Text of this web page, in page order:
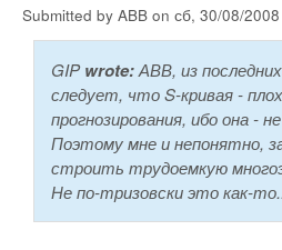
Submitted by ABB on сб, 30/08/
GIPwrote:АВВ, из
следует, что S-кривая -
прогнозирования, ибо она -
Поэтому мне и непонятно,
строить трудоемкую
Не по-тризовски это как-